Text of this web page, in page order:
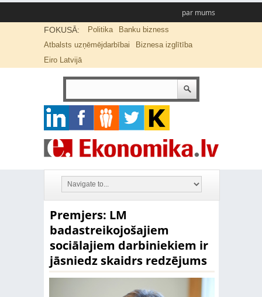
par mums
FOKUSĀ: Politika
Banku bizness
Atbalsts uzņēmējdarbībai
Biznesa izglītība
Eiro Latvijā
Premjers: LM
badastreikojošajiem
sociālajiem darbiniekiem ir
jāsniedz skaidrs redzējums